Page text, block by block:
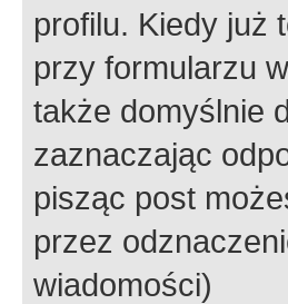
profilu. Kiedy już
przy formularzu
także domyślnie
zaznaczając
pisząc post
przez
wiadomości)